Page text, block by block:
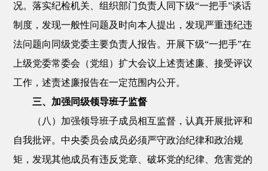
况。落实纪检机关、组织部门负责人同下级“一把手”谈话
制度，发现一般性问题及时向本人提出，发现严重违纪违
法问题向同级党委主要负责人报告。开展下级“一把手”在
上级党委常委会（党组）扩大会议上述责述廉、接受评议
工作，述责述廉报告在一定范围内公开。
三、加强同级领导班子监督
（八）加强领导班子成员相互监督，认真开展批评和
自我批评。中央委员会成员必须严守政治纪律和政治规
矩，发现其他成员有违反党章、破坏党的纪律、危害党的